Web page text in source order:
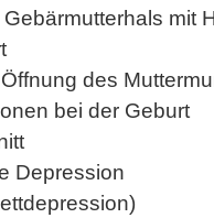
mit
des
bei der Geburt
Depression